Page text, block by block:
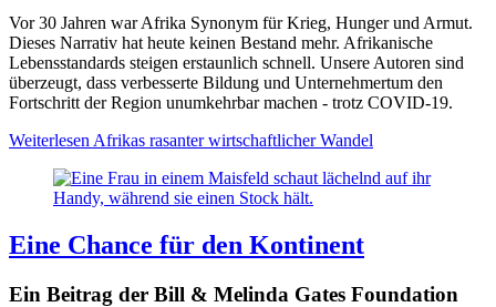
Vor 30 Jahren war Afrika Synonym für Krieg, Hunger und Armut.
Dieses Narrativ hat heute keinen Bestand mehr. Afrikanische
Lebensstandards steigen erstaunlich schnell. Unsere Autoren sind
überzeugt, dass verbesserte Bildung und Unternehmertum den
Fortschritt der Region unumkehrbar machen - trotz COVID-19.
Weiterlesen Afrikas rasanter wirtschaftlicher Wandel
Eine Chance für den Kontinent
Ein Beitrag der Bill & Melinda Gates Foundation